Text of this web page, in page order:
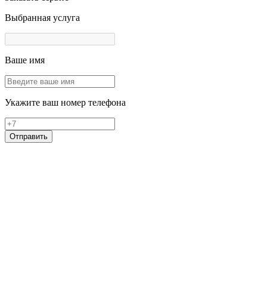
Выбранная услуга
Ваше имя
Укажите ваш номер телефона
Отправить